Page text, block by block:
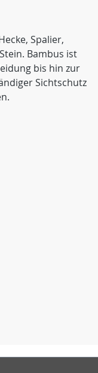
Spalier,
Bambus ist
bis hin zur
Sichtschutz